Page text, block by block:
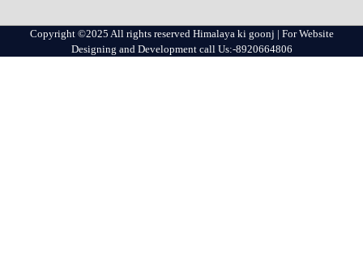
Copyright ©2025 All rights reserved Himalaya ki goonj | For Website
Designing and Development call Us:-8920664806